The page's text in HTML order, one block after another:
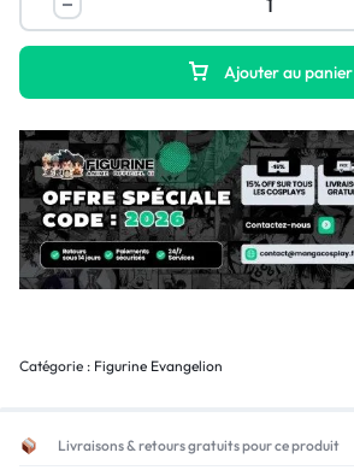
Ajouter au panier
Catégorie : Figurine Evangelion
Livraisons & retours gratuits pour ce produit